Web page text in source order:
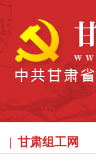
甘肃组工网